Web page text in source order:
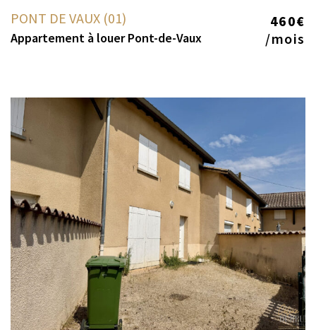
PONT DE VAUX (01) 460€
Appartement à louer Pont-de-Vaux /mois